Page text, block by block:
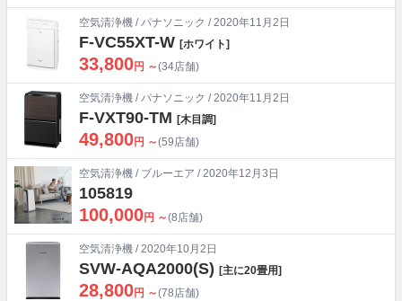
空気清浄機 /パナソニック / 2020年11月2日
F-VC55XT-W [ホワイト]
33,800円 ～(34店舗)
空気清浄機 /パナソニック / 2020年11月2日
F-VXT90-TM [木目調]
49,800円 ～(59店舗)
空気清浄機 / ブルーエア / 2020年12月3日
105819
100,000円 ～(8店舗)
空気清浄機 / 2020年10月2日
SVW-AQA2000(S) [主に20畳用]
28,800円 ～(78店舗)